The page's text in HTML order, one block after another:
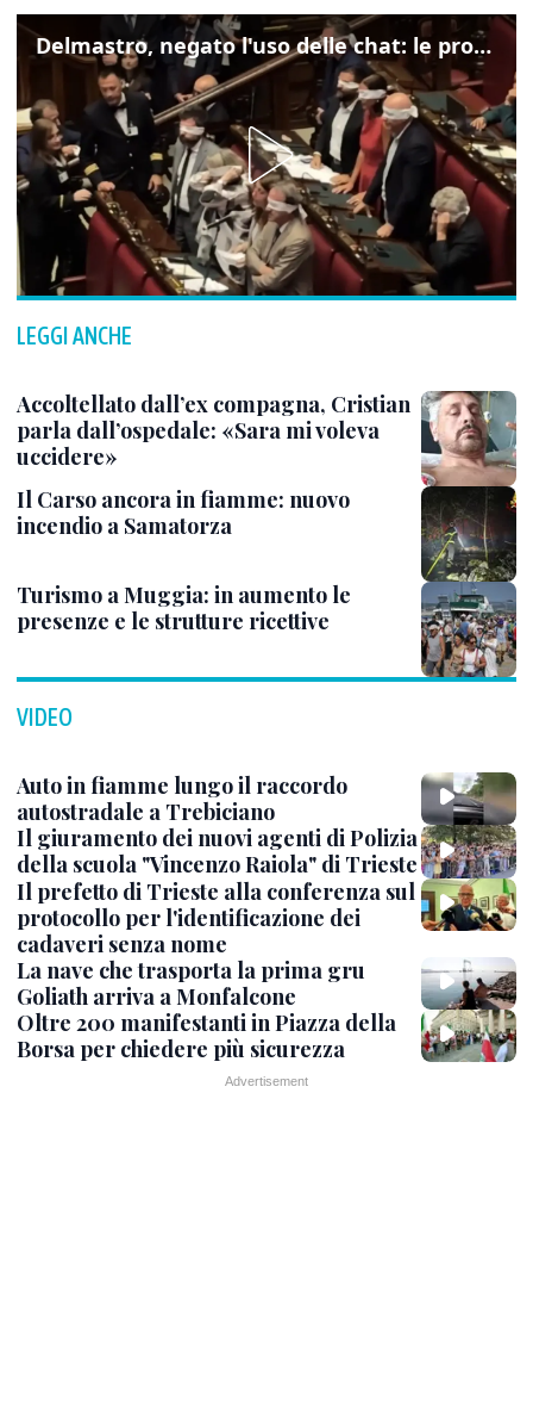
Delmastro, negato l'uso delle chat: le proteste di Avs e M5s
LEGGI ANCHE
Accoltellato dall’ex compagna, Cristian
parla dall’ospedale: «Sara mi voleva
uccidere»
Il Carso ancora in fiamme: nuovo
incendio a Samatorza
Turismo a Muggia: in aumento le
presenze e le strutture ricettive
VIDEO
Auto in fiamme lungo il raccordo
autostradale a Trebiciano
Il giuramento dei nuovi agenti di Polizia
della scuola "Vincenzo Raiola" di Trieste
Il prefetto di Trieste alla conferenza sul
protocollo per l'identificazione dei
cadaveri senza nome
La nave che trasporta la prima gru
Goliath arriva a Monfalcone
Oltre 200 manifestanti in Piazza della
Borsa per chiedere più sicurezza